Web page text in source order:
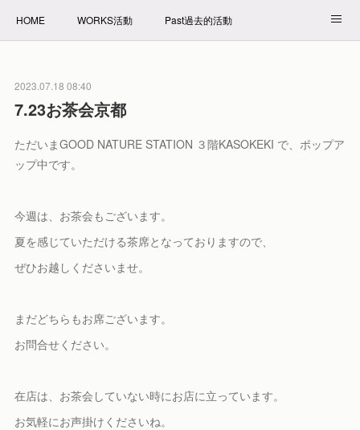
HOME WORKS活動 Past過去的活動
2023.07.18 08:40
7.23お茶会京都
ただいまGOOD NATURE STATION ３階KASOKEKI で、ポップア
ップ中です。
今週は、お茶会もございます。
夏を感じていただける茶席となっておりますので、
ぜひお越しくださいませ。
まだどちらもお席ございます。
お問合せください。
在店は、お茶会していない時にお店に立っています。
お気軽にお声掛けくださいね。